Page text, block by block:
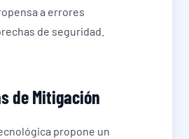
a errores
de seguridad.
de Mitigación
propone un